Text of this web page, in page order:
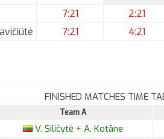
7:21
2:21
7:21 4:21
FINISHED MATCHES TIME
Team A
V. Siličytė + A. Kotāne